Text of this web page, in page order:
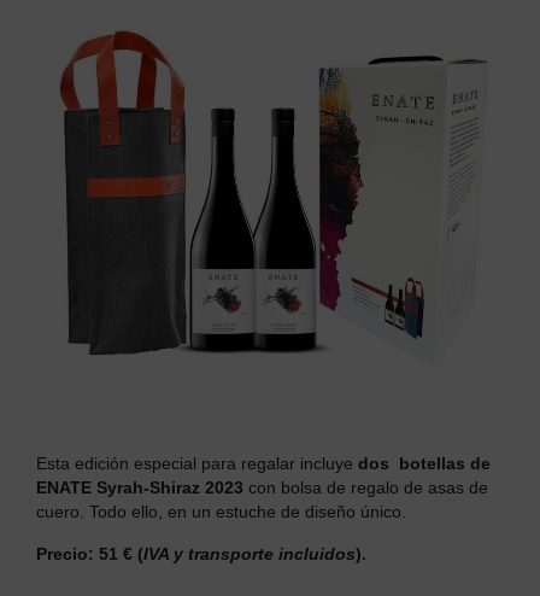
Esta edición especial para regalar incluye dos botellas de
ENATE Syrah-Shiraz 2023 con bolsa de regalo de asas de
cuero. Todo ello, en un estuche de diseño único.
Precio: 51 € (IVA y transporte incluidos).